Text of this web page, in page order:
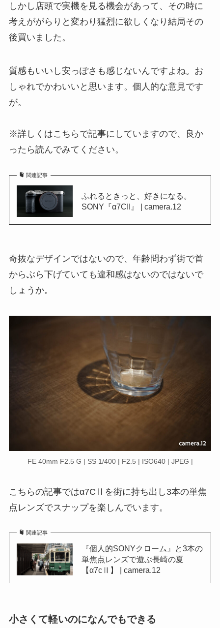
しかし店頭で実機を見る機会があって、その時に
考えががらりと変わり猛烈に欲しくなり結局その
後買いました。
質感もいいし安っぽさも感じないんですよね。お
しゃれでかわいいと思います。個人的な意見です
が。
※詳しくはこちらで記事にしていますので、良か
ったら読んでみてください。
関連記事
ふれるときっと、好きになる。
SONY『α7CII』 | camera.12
奇抜なデザインではないので、年齢問わず街で首
からぶら下げていても違和感はないのではないで
しょうか。
FE 40mm F2.5 G | SS 1/400 | F2.5 | ISO640 | JPEG |
こちらの記事ではα7CⅡを街に持ち出し3本の単焦
点レンズでスナップを楽しんでいます。
関連記事
『個人的SONYクローム』と3本の
単焦点レンズで遊ぶ長崎の夏
【α7cⅡ】 | camera.12
小さくて軽いのになんでもできる